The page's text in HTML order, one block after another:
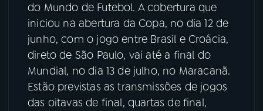
05PODCASTS
06VIDEOCASTS
ÚLTIMAS
do Mundo de Futebol. A cobertura que
iniciou na abertura da Copa, no dia 12 de
junho, com o jogo entre Brasil e Croácia,
direto de São Paulo, vai até a final do
Mundial, no dia 13 de julho, no Maracanã.
Estão previstas as transmissões de jogos
das oitavas de final, quartas de final,